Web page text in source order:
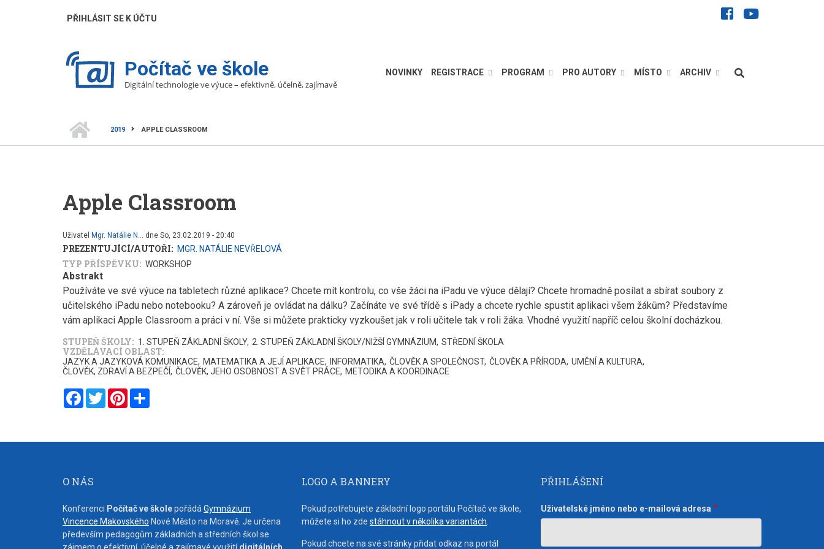
facebookyoutube
UŽIVATELÉ
PŘIHLÁSIT SE K ÚČTU
Počítač ve škole
Digitální technologie ve výuce – efektivně, účelně, zajímavě
Hledat
NOVINKY REGISTRACE PROGRAM PRO AUTORY MÍSTO ARCHIV
DROBEČKOVÁ
2019
APPLE CLASSROOM
Apple Classroom
Uživatel Mgr. Natálie N… dne So, 23.02.2019 - 20:40
PREZENTUJÍCÍ/AUTOŘI MGR. NATÁLIE NEVŘELOVÁ
TYP PŘÍSPĚVKU WORKSHOP
Abstrakt
Používáte ve své výuce na tabletech různé aplikace? Chcete mít kontrolu, co vše žáci na iPadu ve výuce dělají? Chcete hromadně posílat a sbírat soubory z
učitelského iPadu nebo notebooku? A zároveň je ovládat na dálku? Začínáte ve své třídě s iPady a chcete rychle spustit aplikaci všem žákům? Představíme
vám aplikaci Apple Classroom a práci v ní. Vše si můžete prakticky vyzkoušet jak v roli učitele tak v roli žáka. Vhodné využití napříč celou školní docházkou.
STUPEŇ ŠKOLY
1. STUPEŇ ZÁKLADNÍ ŠKOLY 2. STUPEŇ ZÁKLADNÍ ŠKOLY/NIŽŠÍ GYMNÁZIUM STŘEDNÍ ŠKOLA
VZDĚLÁVACÍ OBLAST
JAZYK A JAZYKOVÁ KOMUNIKACE MATEMATIKA A JEJÍ APLIKACE INFORMATIKA ČLOVĚK A SPOLEČNOST ČLOVĚK A PŘÍRODA UMĚNÍ A KULTURA
ČLOVĚK, ZDRAVÍ A BEZPEČÍ
ČLOVĚK, JEHO OSOBNOST A SVĚT PRÁCE METODIKA A KOORDINACE
Facebook
TwitterPinterest
O NÁS
Konferenci Počítač ve školepořádá Gymnázium
Vincence Makovského Nové Město na Moravě. Je určena
především pedagogům základních a středních škol se
LOGO A BANNERY
Pokud potřebujete základní logo portálu Počítač ve škole,
můžete si ho zde stáhnout v několika variantách
Pokud chcete na své stránky přidat odkaz na portál
PŘIHLÁŠENÍ
Uživatelské jméno nebo e-mailová adresa